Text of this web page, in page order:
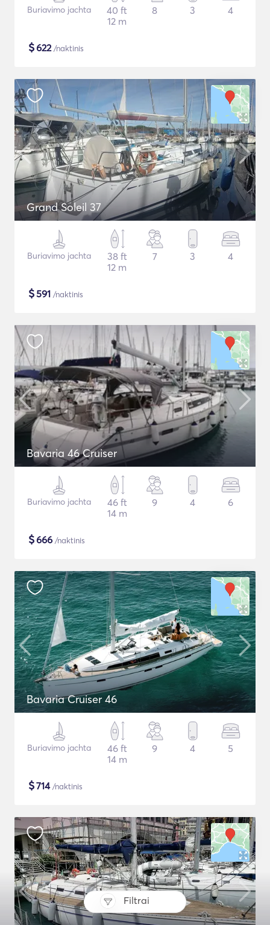
Filtrai
Buriavimo jachta
40 ft
12 m
8 3 4
$622/naktinis
Grand Soleil 37
Buriavimo jachta
38 ft
12 m
7 3 4
$591 /naktinis
Bavaria 46 Cruiser
Buriavimo jachta
46 ft
14 m
9 4 6
$666 /naktinis
Bavaria Cruiser 46
Buriavimo jachta
46 ft
14 m
9 4 5
$714/naktinis